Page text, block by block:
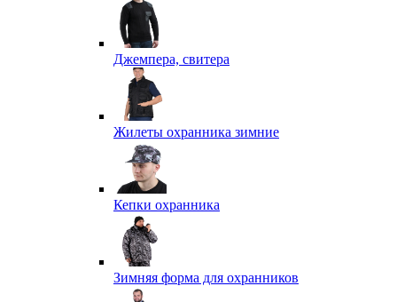
Джемпера, свитера
Жилеты охранника зимние
Кепки охранника
Зимняя форма для охранников